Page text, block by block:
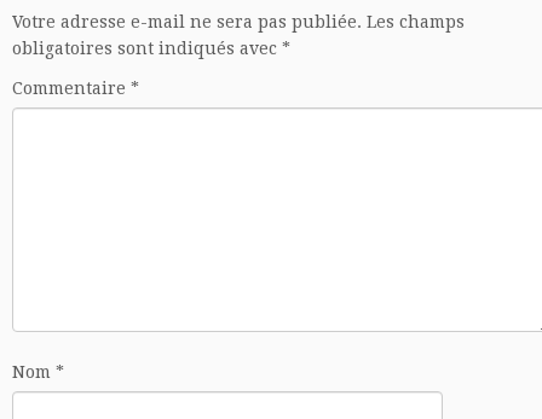
Votre adresse e-mail ne sera pas publiée. Les champs
obligatoires sont indiqués avec *
Commentaire *
Nom *